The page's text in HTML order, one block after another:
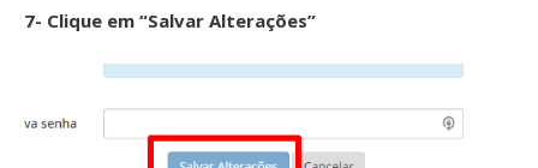
7- Clique em “Salvar Alterações”